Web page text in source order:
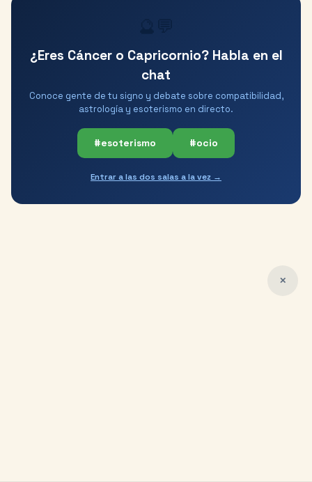
¿Eres Cáncer o Capricornio? Habla en el
chat
Conoce gente de tu signo y debate sobre compatibilidad,
astrología y esoterismo en directo.
#esoterismo #ocio
Entrar a las dos salas a la vez →
✕